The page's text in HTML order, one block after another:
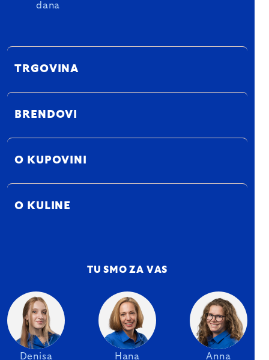
dana
TRGOVINA
BRENDOVI
O KUPOVINI
O KULINE
TU SMO ZA VAS
Denisa Hana Anna